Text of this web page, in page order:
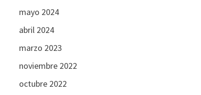
mayo 2024
abril 2024
marzo 2023
noviembre 2022
octubre 2022